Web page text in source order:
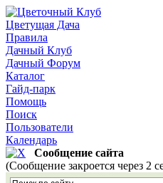
Цветущая Дача
Правила
Дачный Клуб
Дачный Форум
Каталог
Гайд-парк
Помощь
Поиск
Пользователи
Календарь
Сообщение сайта
(Сообщение закроется через 2